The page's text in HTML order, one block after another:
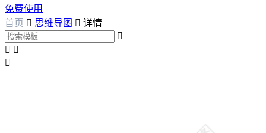
免费使用
首页  思维导图  详情

 
